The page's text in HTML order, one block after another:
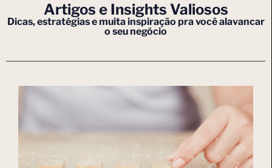
Artigos e Insights Valiosos
Dicas, estratégias e muita inspiração pra você alavancar
o seu negócio